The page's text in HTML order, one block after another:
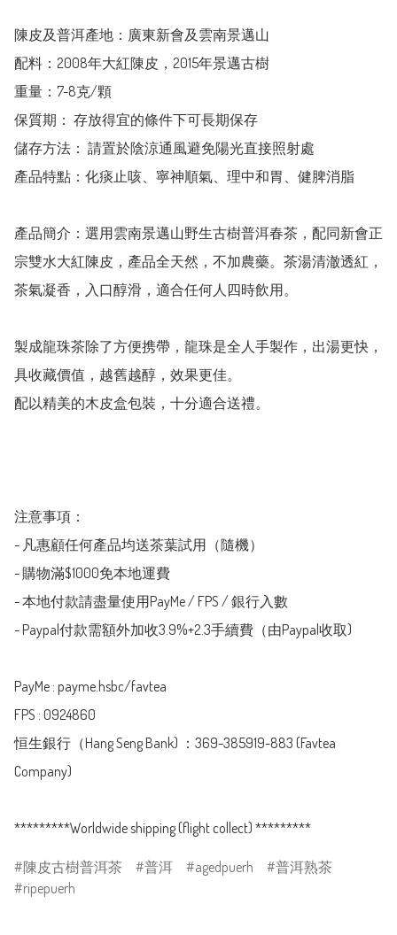
陳皮及普洱產地：廣東新會及雲南景邁山
配料：2008年大紅陳皮，2015年景邁古樹
重量：7-8克/顆
保質期： 存放得宜的條件下可長期保存
儲存方法： 請置於陰涼通風避免陽光直接照射處
產品特點：化痰止咳、寧神順氣、理中和胃、健脾消脂
產品簡介：選用雲南景邁山野生古樹普洱春茶，配同新會正
宗雙水大紅陳皮，產品全天然，不加農藥。茶湯清澈透紅，
茶氣凝香，入口醇滑，適合任何人四時飲用。
製成龍珠茶除了方便携帶，龍珠是全人手製作，出湯更快，
具收藏價值，越舊越醇，效果更佳。
配以精美的木皮盒包裝，十分適合送禮。
注意事項：
- 凡惠顧任何產品均送茶葉試用（隨機）
- 購物滿$1000免本地運費
- 本地付款請盡量使用PayMe / FPS / 銀行入數
- Paypal付款需額外加收3.9%+2.3手續費（由Paypal收取)
PayMe : payme.hsbc/favtea
FPS : 0924860
恒生銀行（Hang Seng Bank) ：369-385919-883 (Favtea
Company)
陳皮古樹普洱茶 普洱 agedpuerh
普洱熟茶
ripepuerh